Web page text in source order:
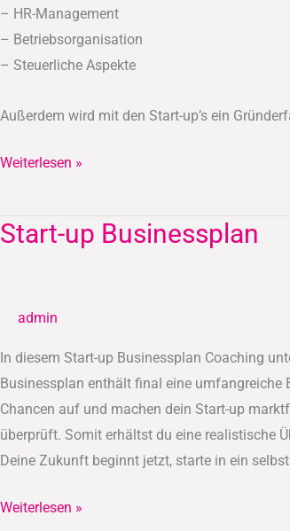
– HR-Management
– Betriebsorganisation
– Steuerliche Aspekte
Außerdem wird mit den Start-up’s ein
Weiterlesen »
Start-up Businessplan
admin
In diesem Start-up Businessplan Coaching
Businessplan enthält final eine umfangreiche
Chancen auf und machen dein Start-up
überprüft. Somit erhältst du eine realistische
Deine Zukunft beginnt jetzt, starte in ein
Start-
Weiterlesen »